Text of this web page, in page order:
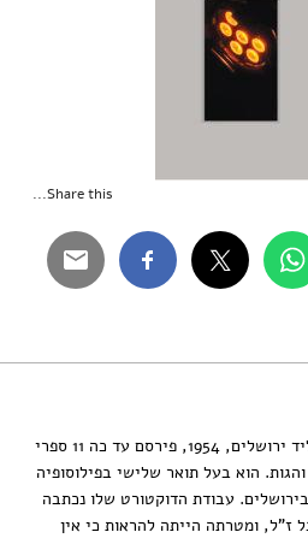
Share this...
צדוק עלון, יליד ירושלים, 1954, פירסם עד כה 11 ספרי
הוא בעל תואר שלישי בפילוסופיה
עבודת הדוקטורט שלו נכתבה
ז"ל, ומטרתה הייתה להראות כי אין